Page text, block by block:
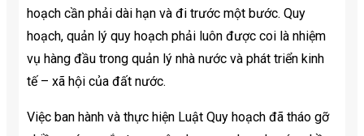
hoạch cần phải dài hạn và đi trước một bước. Quy
hoạch, quản lý quy hoạch phải luôn được coi là nhiệm
vụ hàng đầu trong quản lý nhà nước và phát triển kinh
tế – xã hội của đất nước.
Việc ban hành và thực hiện Luật Quy hoạch đã tháo gỡ